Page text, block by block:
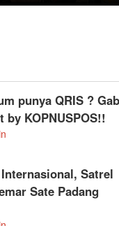
punya QRIS ?
by KOPNUSPOS!!
Satrel
Sate Padang